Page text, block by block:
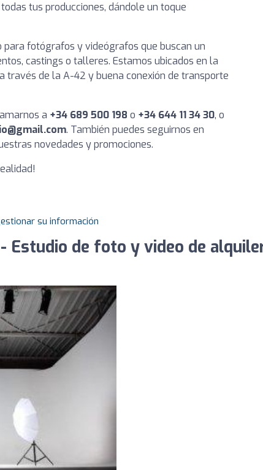
tus producciones, dándole un toque
fotógrafos y videógrafos que buscan un
castings o talleres. Estamos ubicados en la
través de la A-42 y buena conexión de transporte
a +34 689 500 198 o +34 644 11 34 30, o
. También puedes seguirnos en
novedades y promociones.
su información
- Estudio de foto y video de